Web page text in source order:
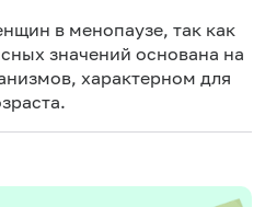
в менопаузе, так как
значений основана на
характерном для